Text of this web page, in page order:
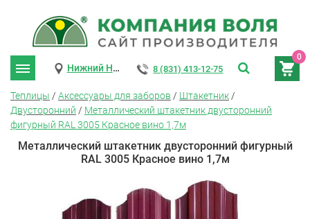
0
Нижний Новгород 8 (831) 413-12-75
Теплицы / Аксессуары для заборов / Штакетник /
Двусторонний / Металлический штакетник двусторонний
фигурный RAL 3005 Красное вино 1,7м
Металлический штакетник двусторонний фигурный
RAL 3005 Красное вино 1,7м